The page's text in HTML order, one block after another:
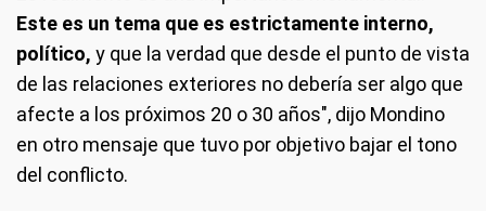
Este es un tema que es estrictamente interno,
político, y que la verdad que desde el punto de vista
de las relaciones exteriores no debería ser algo que
afecte a los próximos 20 o 30 años", dijo Mondino
en otro mensaje que tuvo por objetivo bajar el tono
del conflicto.